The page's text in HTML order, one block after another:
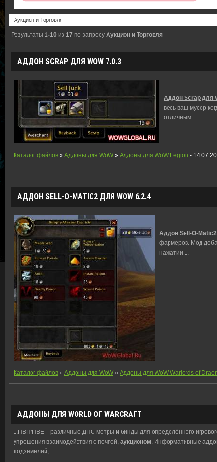
Результаты 1-10 из 17 по запросу Аукцион и Торговля
АДДОН SCRAP ДЛЯ WOW 7.0.3
Аддон Scrap для
весь ваш мусор
отличным
Каталог файлов » Аддоны для WoW » Аддоны для WoW Legion -
АДДОН SELL-O-MATIC2 ДЛЯ WOW 6.2.4
Аддон Sell-O-
фармеров. Мод
нажатии
Каталог файлов » Аддоны для WoW » Аддоны для WoW Warlords of
АДДОНЫ ДЛЯ WORLD OF WARCRAFT
...ПВП/ПВЕ – различные ДПС метры и бинды для определённого
упрощения взаимодействия с почтой, аукционом . Информативные
подземелий, ...